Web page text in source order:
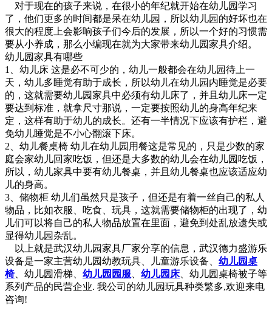
对于现在的孩子来说，在很小的年纪就开始在幼儿园学习
了，他们更多的时间都是呆在幼儿园，所以幼儿园的好坏也在
很大的程度上会影响孩子们今后的发展，所以一个好的习惯需
要从小养成，那么小编现在就为大家带来幼儿园家具介绍。
幼儿园家具有哪些
1、幼儿床 这是必不可少的，幼儿一般都会在幼儿园待上一
天，幼儿多睡觉有助于成长，所以幼儿在幼儿园内睡觉是必要
的，这就需要幼儿园家具中必须有幼儿床了，并且幼儿床一定
要达到标准，就拿尺寸那说，一定要按照幼儿的身高年纪来
定，这样有助于幼儿的成长。还有一半情况下应该有护栏，避
免幼儿睡觉是不小心翻滚下床。
2、幼儿餐桌椅 幼儿在幼儿园用餐这是常见的，只是少数的家
庭会家幼儿回家吃饭，但还是大多数的幼儿会在幼儿园吃饭，
所以，幼儿家具中要有幼儿餐桌，并且幼儿餐桌也应该适应幼
儿的身高。
3、储物柜 幼儿们虽然只是孩子，但还是有着一丝自己的私人
物品，比如衣服、吃食、玩具，这就需要储物柜的出现了，幼
儿们可以将自己的私人物品放置在里面，避免到处乱放遗失或
显得幼儿园杂乱。
以上就是武汉幼儿园家具厂家分享的信息，武汉德力盛游乐
设备是一家主营幼儿园幼教玩具、儿童游乐设备、 幼儿园桌
椅、幼儿园滑梯、 幼儿园园服 幼儿园床、幼儿园桌椅被子等
系列产品的民营企业. 我公司的幼儿园玩具种类繁多,欢迎来电
咨询!